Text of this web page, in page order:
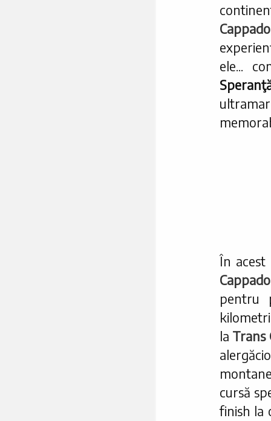
ele...
În acest
pentru
la Trans
cursă
finish la